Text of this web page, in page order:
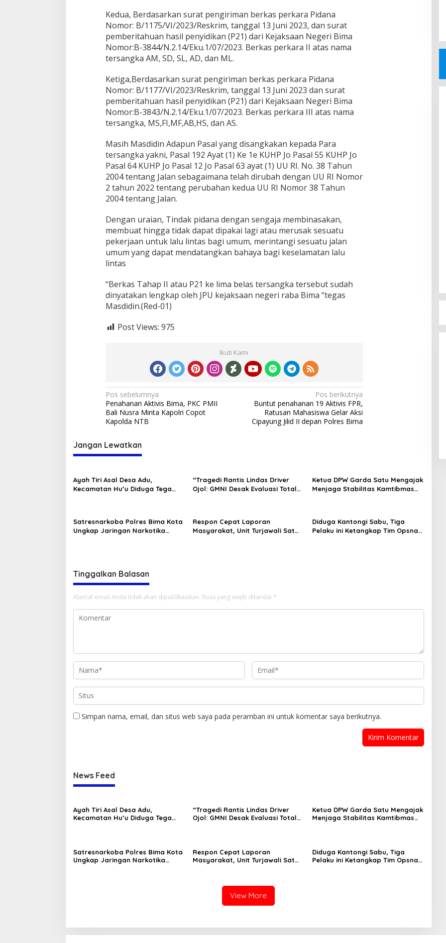
Kedua, Berdasarkan surat pengiriman berkas perkara Pidana
Nomor: B/1175/VI/2023/Reskrim, tanggal 13 Juni 2023, dan surat
pemberitahuan hasil penyidikan (P21) dari Kejaksaan Negeri Bima
Nomor:B-3844/N.2.14/Eku.1/07/2023. Berkas perkara II atas nama
tersangka AM, SD, SL, AD, dan ML.
Ketiga,Berdasarkan surat pengiriman berkas perkara Pidana
Nomor: B/1177/VI/2023/Reskrim, tanggal 13 Juni 2023 dan surat
pemberitahuan hasil penyidikan (P21) dari Kejaksaan Negeri Bima
Nomor:B-3843/N.2.14/Eku.1/07/2023. Berkas perkara III atas nama
tersangka, MS,FI,MF,AB,HS, dan AS.
Masih Masdidin Adapun Pasal yang disangkakan kepada Para
tersangka yakni, Pasal 192 Ayat (1) Ke 1e KUHP Jo Pasal 55 KUHP Jo
Pasal 64 KUHP Jo Pasal 12 Jo Pasal 63 ayat (1) UU RI. No. 38 Tahun
2004 tentang Jalan sebagaimana telah dirubah dengan UU RI Nomor
2 tahun 2022 tentang perubahan kedua UU RI Nomor 38 Tahun
2004 tentang Jalan.
Dengan uraian, Tindak pidana dengan sengaja membinasakan,
membuat hingga tidak dapat dipakai lagi atau merusak sesuatu
pekerjaan untuk lalu lintas bagi umum, merintangi sesuatu jalan
umum yang dapat mendatangkan bahaya bagi keselamatan lalu
lintas
“Berkas Tahap II atau P21 ke lima belas tersangka tersebut sudah
dinyatakan lengkap oleh JPU kejaksaan negeri raba Bima “tegas
Masdidin.(Red-01)
Post Views: 975
Ikuti Kami
Navigasi
pos
Pos sebelumnya
Penahanan Aktivis Bima, PKC PMII
Bali Nusra Minta Kapolri Copot
Kapolda NTB
Pos berikutnya
Buntut penahanan 19 Aktivis FPR,
Ratusan Mahasiswa Gelar Aksi
Cipayung Jilid II depan Polres Bima
Jangan Lewatkan
Ayah Tiri Asal Desa Adu,
Kecamatan Hu’u Diduga Tega
“Tragedi Rantis Lindas Driver
Ojol: GMNI Desak Evaluasi Total
Ketua DPW Garda Satu Mengajak
Menjaga Stabilitas Kamtibmas
Satresnarkoba Polres Bima Kota
Ungkap Jaringan Narkotika
Respon Cepat Laporan
Masyarakat, Unit Turjawali Sat
Diduga Kantongi Sabu, Tiga
Pelaku ini Ketangkap Tim Opsnal
Tinggalkan Balasan
Alamat email Anda tidak akan dipublikasikan. Ruas yang wajib ditandai *
Simpan nama, email, dan situs web saya pada peramban ini untuk komentar saya berikutnya.
News Feed
Ayah Tiri Asal Desa Adu,
Kecamatan Hu’u Diduga Tega
“Tragedi Rantis Lindas Driver
Ojol: GMNI Desak Evaluasi Total
Ketua DPW Garda Satu Mengajak
Menjaga Stabilitas Kamtibmas
Satresnarkoba Polres Bima Kota
Ungkap Jaringan Narkotika
Respon Cepat Laporan
Masyarakat, Unit Turjawali Sat
Diduga Kantongi Sabu, Tiga
Pelaku ini Ketangkap Tim Opsnal
View More